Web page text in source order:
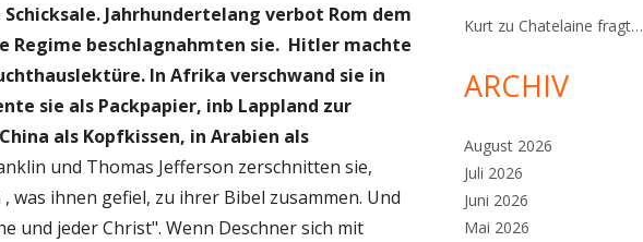
Jahrhundertelang verbot Rom dem
Regime beschlagnahmten sie. Hitler machte
In Afrika verschwand sie in
sie als Packpapier, inb Lappland zur
als Kopfkissen, in Arabien als
und Thomas Jefferson zerschnitten sie,
was ihnen gefiel, zu ihrer Bibel zusammen. Und
und jeder Christ". Wenn Deschner sich mit
Kurt zuChatelaine fragt…
ARCHIV
August 2026
Juli 2026
Juni 2026
Mai 2026